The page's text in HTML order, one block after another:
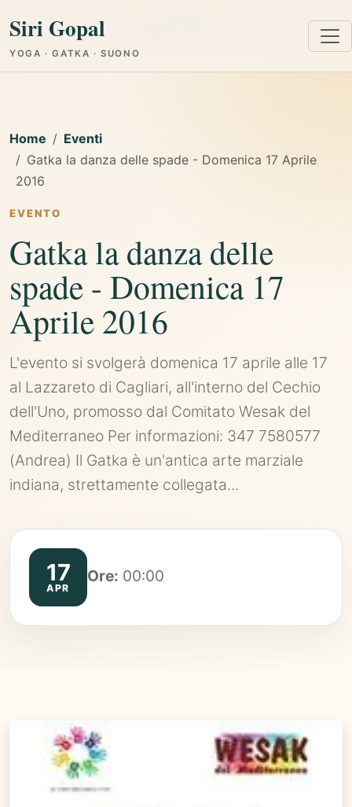
Siri Gopal
YOGA · GATKA · SUONO
Home
Eventi
Gatka la danza delle spade - Domenica 17 Aprile
2016
EVENTO
Gatka la danza delle
spade - Domenica 17
Aprile 2016
L'evento si svolgerà domenica 17 aprile alle 17
al Lazzareto di Cagliari, all'interno del Cechio
dell'Uno, promosso dal Comitato Wesak del
Mediterraneo Per informazioni: 347 7580577
(Andrea) Il Gatka è un'antica arte marziale
indiana, strettamente collegata...
17
APR
Ore: 00:00